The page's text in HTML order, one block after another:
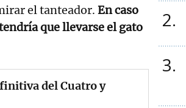
el tanteador. En caso
que llevarse el gato
del Cuatro y
2
3